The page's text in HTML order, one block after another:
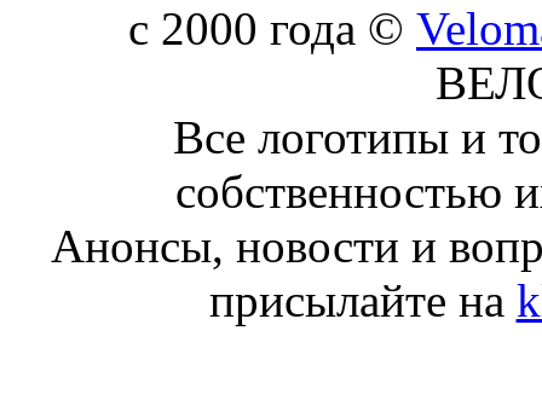
c 2000 года ©
Все логотипы и
собственностью
Анонсы, новости и
присылайте на